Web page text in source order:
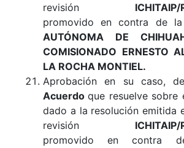
revisión ICHITAIP/
promovido en contra de la
AUTÓNOMA DE
COMISIONADO ERNESTO
LA ROCHA MONTIEL.
Aprobación en su caso,
Acuerdoque resuelve sobre
dado a la resolución emitida
revisión ICHITAIP/
promovido en contra